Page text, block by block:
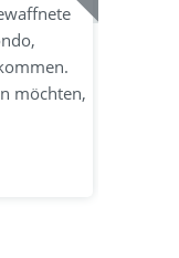
möchten,